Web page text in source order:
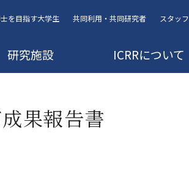
を目指す大学生 共同利用・共同研究者 スタッフ
研究施設 ICRRについて
果報告書